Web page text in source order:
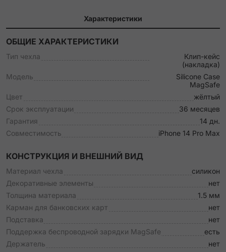
Характеристики
ОБЩИЕ ХАРАКТЕРИСТИКИ
Тип чехла
Клип-кейс
(накладка)
Модель
Silicone Case
MagSafe
Цвет
жёлтый
Срок эксплуатации
36 месяцев
Гарантия
14 дн.
Совместимость
iPhone 14 Pro Max
КОНСТРУКЦИЯ И ВНЕШНИЙ ВИД
Материал чехла
силикон
Декоративные элементы
нет
Толщина материала
1.5 мм
Карман для банковских карт
нет
Подставка
нет
Поддержка беспроводной зарядки MagSafe
есть
Держатель
нет